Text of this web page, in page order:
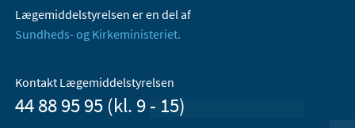
Lægemiddelstyrelsen er en del af
Sundheds- og Kirkeministeriet.
Kontakt Lægemiddelstyrelsen
44 88 95 95 (kl. 9 - 15)